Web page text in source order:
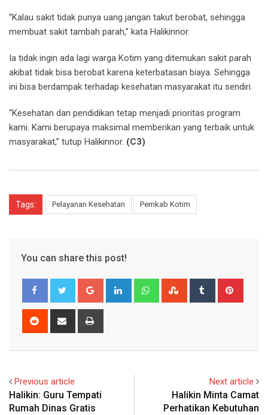
“Kalau sakit tidak punya uang jangan takut berobat, sehingga
membuat sakit tambah parah,” kata Halikinnor.
Ia tidak ingin ada lagi warga Kotim yang ditemukan sakit parah
akibat tidak bisa berobat karena keterbatasan biaya. Sehingga
ini bisa berdampak terhadap kesehatan masyarakat itu sendiri.
“Kesehatan dan pendidikan tetap menjadi prioritas program
kami. Kami berupaya maksimal memberikan yang terbaik untuk
masyarakat,” tutup Halikinnor. (C3)
Tags: Pelayanan Kesehatan Pemkab Kotim
You can share this post!
Google+ LinkedIn WhatsappStumbleUpon
Tumblr
Reddit
Share
Previous article
Halikin: Guru Tempati
Rumah Dinas Gratis
Next article
Halikin Minta Camat
Perhatikan Kebutuhan